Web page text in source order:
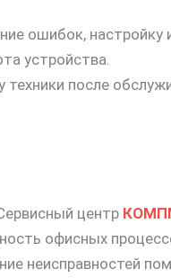
ошибок, настройку
устройства.
после
центр
офисных
неисправностей